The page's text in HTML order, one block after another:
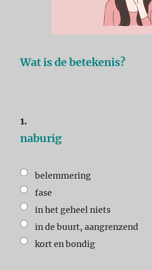
Wat is de betekenis?
1.
naburig
belemmering
fase
in het geheel niets
in de buurt, aangrenzend
kort en bondig